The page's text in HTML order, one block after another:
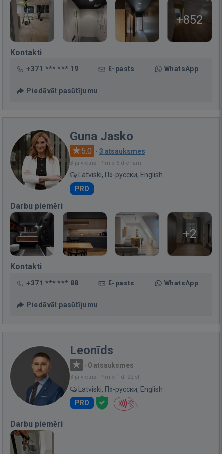
+852
Kontakti
+371 *** *** 19 E-pasts WhatsApp
Piedāvāt pasūtījumu
Guna Jasko
5.0 · 3 atsauksmes
Bija vietnē: Pirms 6 dienām
Latviski, По-русски, English
PRO
Darbu piemēri
+2
Kontakti
+371 *** *** 88 E-pasts WhatsApp
Piedāvāt pasūtījumu
Leonīds
· 0 atsauksmes
Bija vietnē: Pirms 1 d. 22 st.
Latviski, По-русски, English
PRO
Darbu piemēri